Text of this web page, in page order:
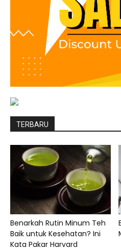
TERBARU
Benarkah Rutin Minum Teh
Baik untuk Kesehatan? Ini
Kata Pakar Harvard